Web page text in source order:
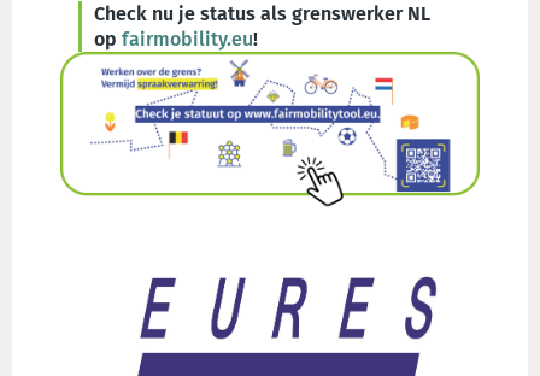
Check nu je status als grenswerker NL
op fairmobility.eu!